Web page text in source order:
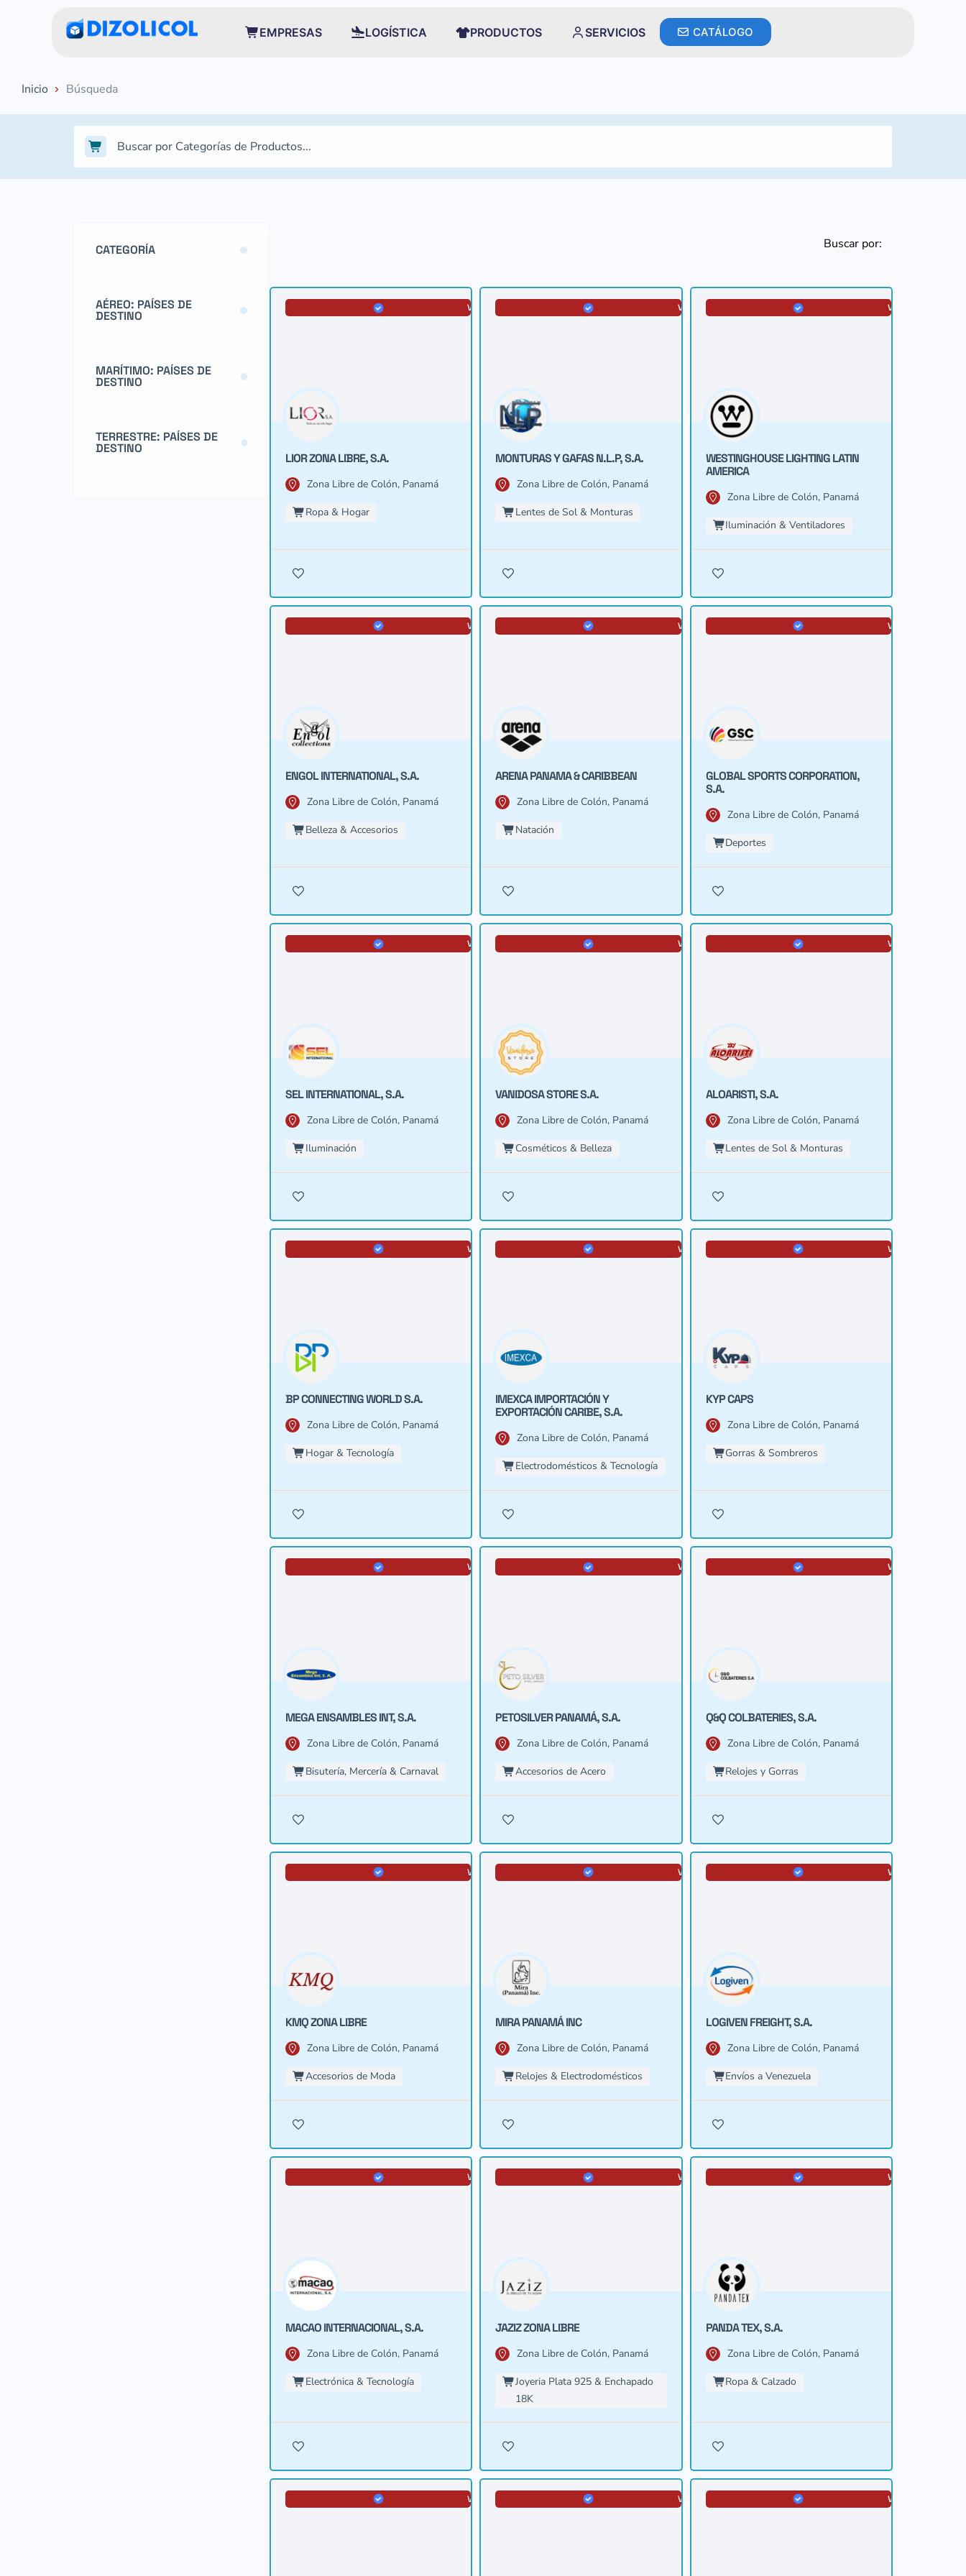
EMPRESAS LOGÍSTICA PRODUCTOS SERVICIOS CATÁLOGO
Inicio Búsqueda
CATEGORÍA
AÉREO: PAÍSES DE
DESTINO
MARÍTIMO: PAÍSES DE
DESTINO
TERRESTRE: PAÍSES DE
DESTINO
Buscar por:
VERIFICADA
LIOR ZONA LIBRE, S.A.
Zona Libre de Colón, Panamá
Ropa & Hogar
VERIFICADA
MONTURAS Y GAFAS N.L.P, S.A.
Zona Libre de Colón, Panamá
Lentes de Sol & Monturas
VERIFICADA
WESTINGHOUSE LIGHTING LATIN
AMERICA
Zona Libre de Colón, Panamá
Iluminación & Ventiladores
VERIFICADA
ENGOL INTERNATIONAL, S.A.
Zona Libre de Colón, Panamá
Belleza & Accesorios
VERIFICADA
ARENA PANAMA & CARIBBEAN
Zona Libre de Colón, Panamá
Natación
VERIFICADA
GLOBAL SPORTS CORPORATION,
S.A.
Zona Libre de Colón, Panamá
Deportes
VERIFICADA
SEL INTERNATIONAL, S.A.
Zona Libre de Colón, Panamá
Iluminación
VERIFICADA
VANIDOSA STORE S.A.
Zona Libre de Colón, Panamá
Cosméticos & Belleza
VERIFICADA
ALOARISTI, S.A.
Zona Libre de Colón, Panamá
Lentes de Sol & Monturas
VERIFICADA
BP CONNECTING WORLD S.A.
Zona Libre de Colón, Panamá
Hogar & Tecnología
VERIFICADA
IMEXCA IMPORTACIÓN Y
EXPORTACIÓN CARIBE, S.A.
Zona Libre de Colón, Panamá
Electrodomésticos & Tecnología
VERIFICADA
KYP CAPS
Zona Libre de Colón, Panamá
Gorras & Sombreros
VERIFICADA
MEGA ENSAMBLES INT, S.A.
Zona Libre de Colón, Panamá
Bisutería, Mercería & Carnaval
VERIFICADA
PETOSILVER PANAMÁ, S.A.
Zona Libre de Colón, Panamá
Accesorios de Acero
VERIFICADA
Q&Q COLBATERIES, S.A.
Zona Libre de Colón, Panamá
Relojes y Gorras
VERIFICADA
KMQ ZONA LIBRE
Zona Libre de Colón, Panamá
Accesorios de Moda
VERIFICADA
MIRA PANAMÁ INC
Zona Libre de Colón, Panamá
Relojes & Electrodomésticos
VERIFICADA
LOGIVEN FREIGHT, S.A.
Zona Libre de Colón, Panamá
Envíos a Venezuela
VERIFICADA
MACAO INTERNACIONAL, S.A.
Zona Libre de Colón, Panamá
Electrónica & Tecnología
VERIFICADA
JAZIZ ZONA LIBRE
Zona Libre de Colón, Panamá
Joyeria Plata 925 & Enchapado
18K
VERIFICADA
PANDA TEX, S.A.
Zona Libre de Colón, Panamá
Ropa & Calzado
VERIFICADA VERIFICADA VERIFICADA